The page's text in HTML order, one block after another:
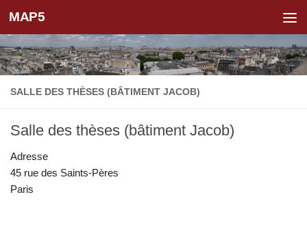
Skip to content
MAP5
SALLE DES THÈSES (BÂTIMENT JACOB)
Salle des thèses (bâtiment Jacob)
Adresse
45 rue des Saints-Pères
Paris